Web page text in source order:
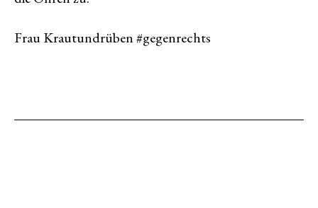
Frau Krautundrüben #gegenrechts